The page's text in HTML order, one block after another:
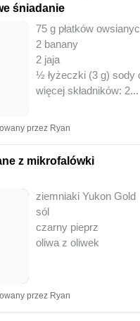
śniadanie
75 g płatków
2 banany
2 jaja
½ łyżeczki (3 g) sody
więcej składników: 2...
przez Ryan
z mikrofalówki
ziemniaki Yukon Gold
sól
czarny pieprz
oliwa z oliwek
przez Ryan